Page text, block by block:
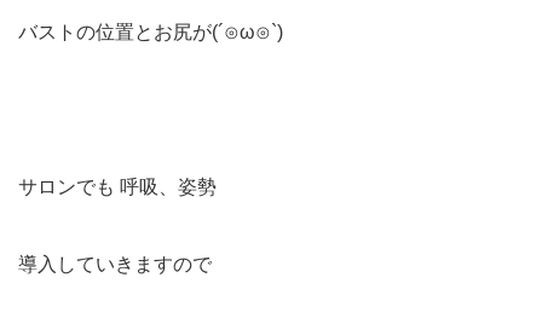
バストの位置とお尻が(´⊙ω⊙`)
サロンでも 呼吸、姿勢
導入していきますので